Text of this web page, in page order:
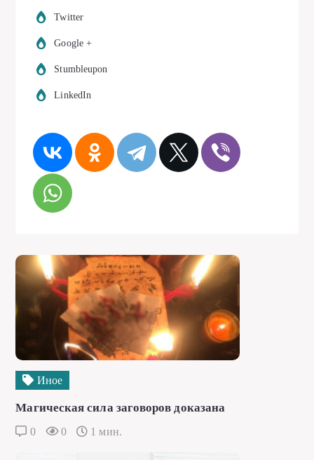
Twitter
Google +
Stumbleupon
LinkedIn
Иное
Магическая сила заговоров доказана
0 0 1 мин.